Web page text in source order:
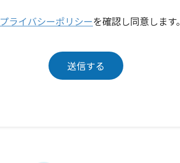
プライバシーポリシーを確認し同意します。